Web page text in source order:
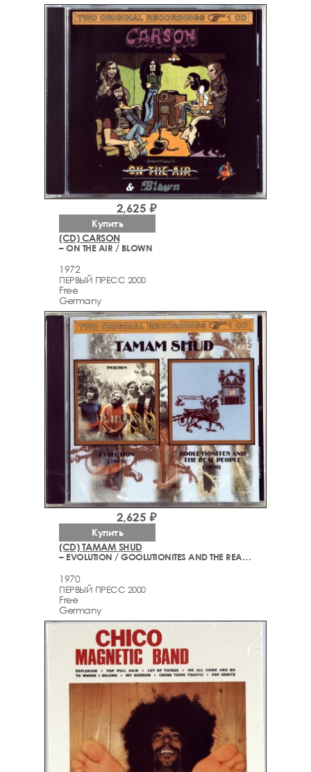
(CD) CARSON
– ON THE AIR / BLOWN
1972
ПЕРВЫЙ ПРЕСС 2000
Free
Germany
2,625 ₽
Купить
(CD) TAMAM SHUD
– EVOLUTION / GOOLUTIONITES AND THE REAL PEOPLE (1969-1970)
1970
ПЕРВЫЙ ПРЕСС 2000
Free
Germany
2,625 ₽
Купить